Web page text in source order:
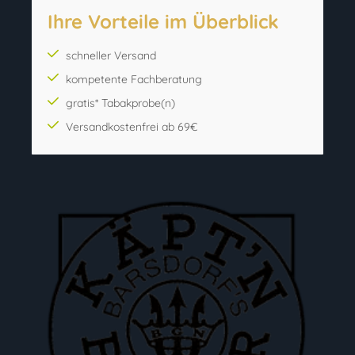
Ihre Vorteile im Überblick
schneller Versand
kompetente Fachberatung
gratis* Tabakprobe(n)
Versandkostenfrei ab 69€